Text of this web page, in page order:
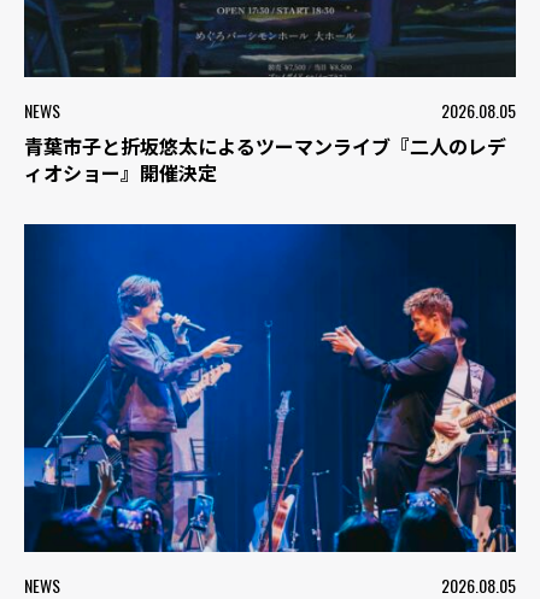
NEWS 2026.08.05
青葉市子と折坂悠太によるツーマンライブ『二人のレデ
ィオショー』開催決定
NEWS 2026.08.05